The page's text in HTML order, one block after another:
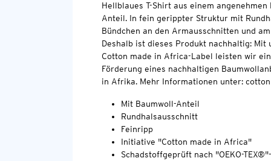
Hellblaues T-Shirt aus einem
Anteil. In fein gerippter Struktur mit
Bündchen an den Armausschnitten und
Deshalb ist dieses Produkt nachhaltig: Mit
Cotton made in Africa-Label leisten wir
Förderung eines nachhaltigen
in Afrika. Mehr Informationen unter:
Mit Baumwoll-Anteil
Rundhalsausschnitt
Feinripp
Initiative "Cotton made in Africa"
Schadstoffgeprüft nach "OEKO-